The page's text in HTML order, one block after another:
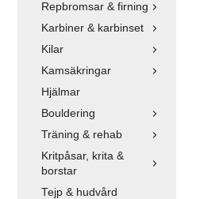
Repbromsar & firning
Karbiner & karbinset
Kilar
Kamsäkringar
Hjälmar
Bouldering
Träning & rehab
Kritpåsar, krita &
borstar
Tejp & hudvård